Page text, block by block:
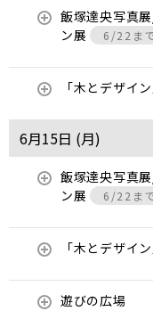
飯塚達央写真
ン展
6/22ま
「木とデザイ
6月15日 (月)
飯塚達央写真
ン展
6/22ま
「木とデザイ
遊びの広場